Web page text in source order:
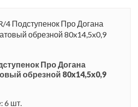
Про Догана
обрезной 80x14,5x0,9
6 шт.